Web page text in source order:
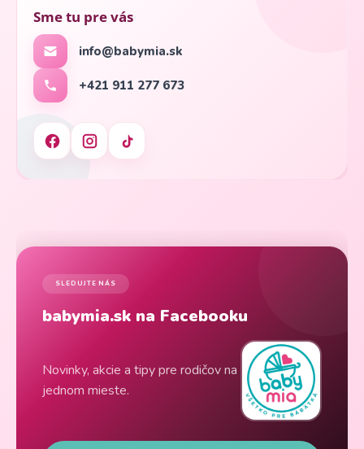
Sme tu pre vás
info@babymia.sk
+421 911 277 673
SLEDUJTE NÁS
babymia.sk na Facebooku
Novinky, akcie a tipy pre rodičov na
jednom mieste.